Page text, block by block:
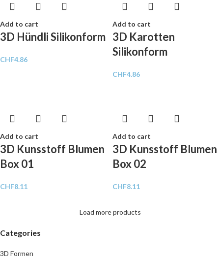
Categories
3D Formen
Add to cart
3D Hündli Silikonform
CHF4.86
Add to cart
3D Karotten
Silikonform
CHF4.86
Add to cart
3D Kunsstoff Blumen
Box 01
CHF8.11
Add to cart
3D Kunsstoff Blumen
Box 02
CHF8.11
Load more products